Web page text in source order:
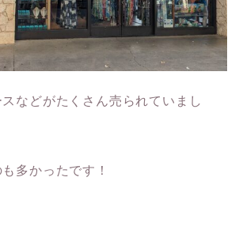
などがたくさん売られていまし
多かったです！